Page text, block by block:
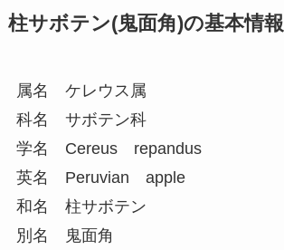
柱サボテン(鬼面角)の基本情報
属名 ケレウス属
科名 サボテン科
学名 Cereus repandus
英名 Peruvian apple
和名 柱サボテン
別名 鬼面角